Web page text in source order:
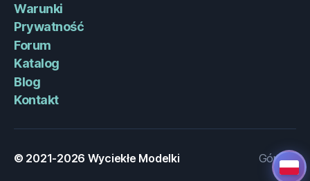
Warunki
Prywatność
Forum
Katalog
Blog
Kontakt
© 2021-2026 Wyciekłe Modelki Góra↑